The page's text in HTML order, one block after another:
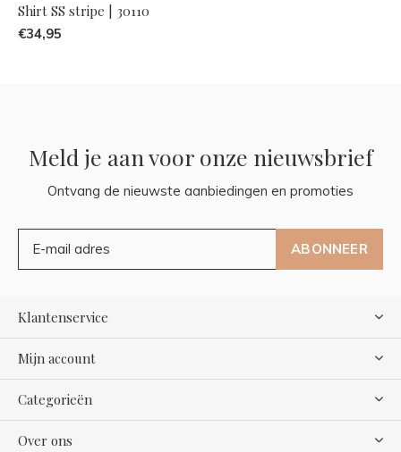
Shirt SS stripe | 30110
€34,95
Meld je aan voor onze nieuwsbrief
Ontvang de nieuwste aanbiedingen en promoties
ABONNEER
Klantenservice
Mijn account
Categorieën
Over ons